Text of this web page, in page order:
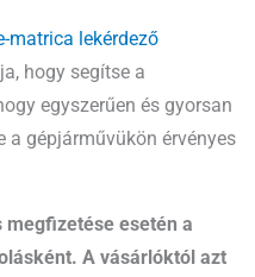
matrica lekérdező
hogy segítse a
egyszerűen és gyorsan
a gépjárművükön érvényes
esetén a
A vásárlóktól azt